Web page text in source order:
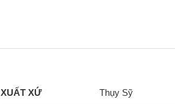
XUẤT XỨ Thụy Sỹ